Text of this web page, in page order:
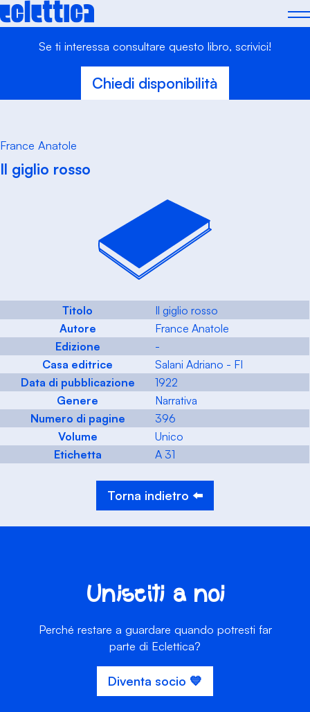
Skip
to
Se ti interessa consultare questo libro, scrivici!
Chiedi disponibilità
France Anatole
Il giglio rosso
Titolo
Il giglio rosso
Autore
France Anatole
Edizione
-
Casa editrice
Salani Adriano - FI
Data di pubblicazione
1922
Genere
Narrativa
Numero di pagine
396
Volume
Unico
Etichetta
A 31
Torna indietro ⬅️
Unisciti a noi
Perché restare a guardare quando potresti far
parte di Eclettica?
Diventa socio 💙